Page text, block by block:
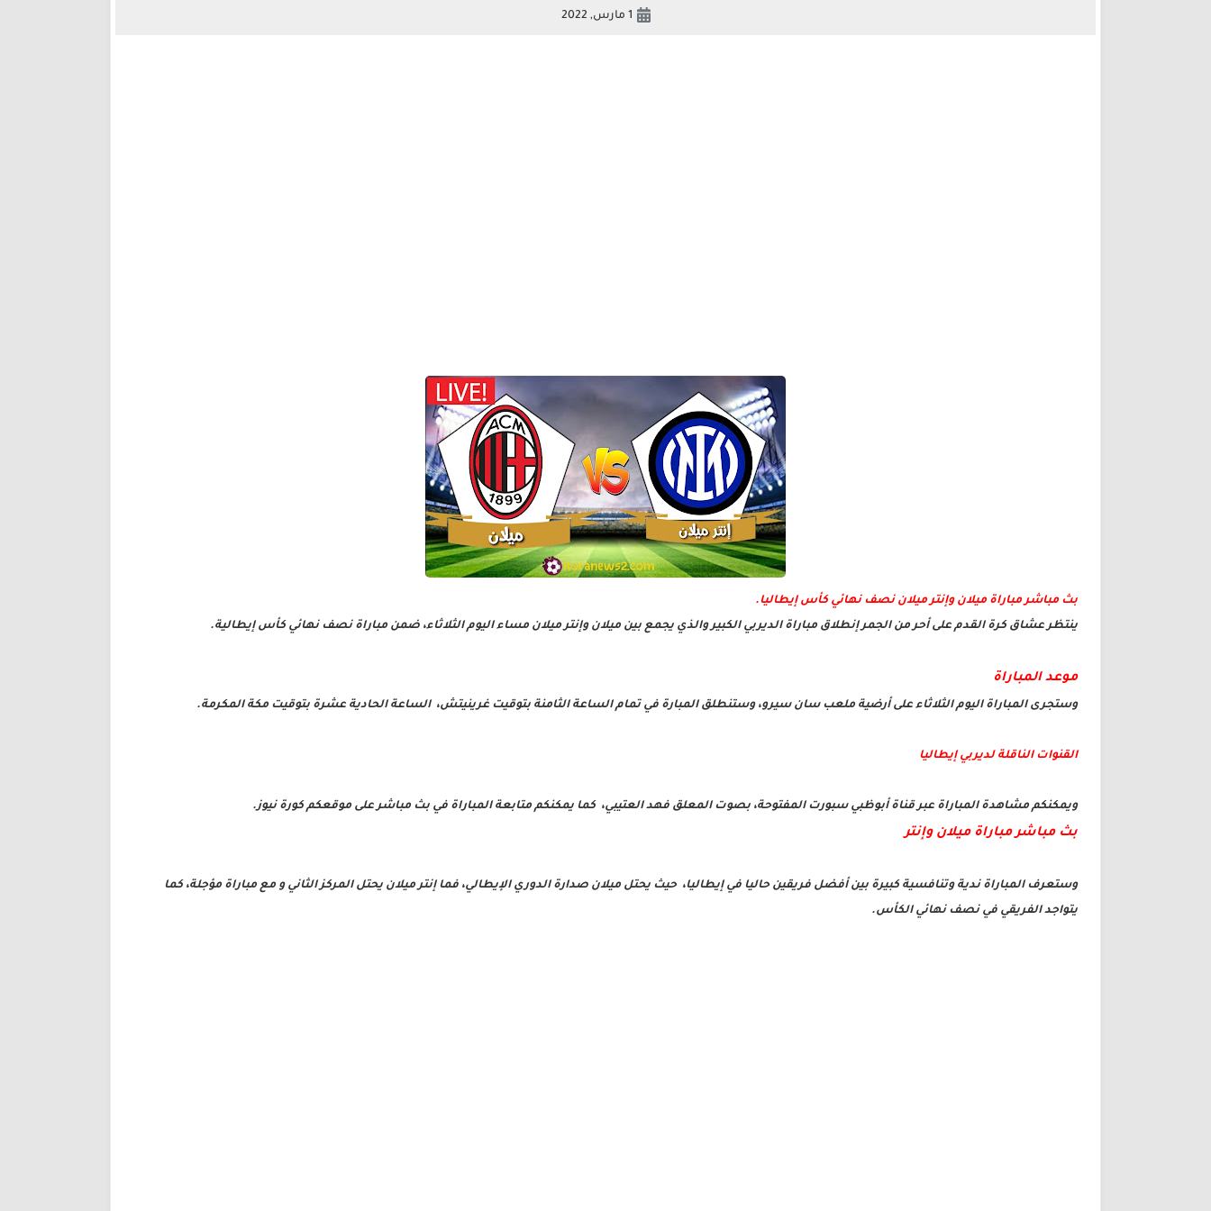
1 مارس, 2022
بث مباشر مباراة ميلان وإنتر ميلان نصف نهائي كأس إيطاليا.
ينتظر عشاق كرة القدم على أحر من الجمر إنطلاق مباراة الديربي الكبير والذي يجمع بين ميلان وإنتر ميلان مساء اليوم الثلاثاء، ضمن مباراة نصف نهائي كأس إيطالية.
موعد المباراة
وستجرى المباراة اليوم الثلاثاء على أرضية ملعب سان سيرو، وستنطلق المبارة في تمام الساعة الثامنة بتوقيت غرينيتش، الساعة الحادية عشرة بتوقيت مكة المكرمة.
القنوات الناقلة لديربي إيطاليا
ويمكنكم مشاهدة المباراة عبر قناة أبوظبي سبورت المفتوحة، بصوت المعلق فهد العتيبي، كما يمكنكم متابعة المباراة في بث مباشر على موقعكم كورة نيوز.
بث مباشر مباراة ميلان وإنتر
وستعرف المباراة ندية وتنافسية كبيرة بين أفضل فريقين حاليا في إيطاليا، حيث يحتل ميلان صدارة الدوري الإيطالي، فما إنتر ميلان يحتل المركز الثاني و مع مباراة مؤجلة، كما
يتواجد الفريقي في نصف نهائي الكأس.